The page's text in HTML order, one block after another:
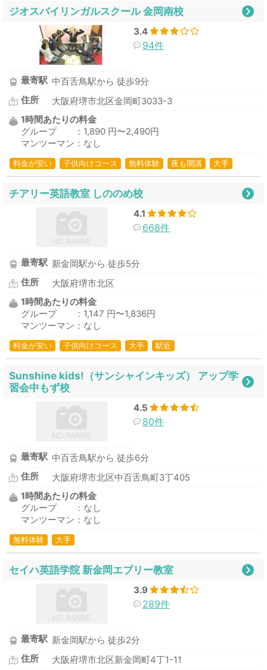
ジオスバイリンガルスクール 金岡南校
3.4
94件
最寄駅 中百舌鳥駅から 徒歩9分
住所
大阪府堺市北区金岡町3033-3
1時間あたりの料金
グループ ：1,890 円〜2,490円
マンツーマン：なし
料金が安い 子供向けコース 無料体験 夜も開講 大手
チアリー英語教室 しののめ校
4.1
668件
最寄駅 新金岡駅から 徒歩5分
住所
大阪府堺市北区
1時間あたりの料金
グループ ：1,147 円〜1,836円
マンツーマン：なし
料金が安い 子供向けコース 大手 駅近
Sunshine kids!（サンシャインキッズ） アップ学
習会中もず校
4.5
80件
最寄駅 中百舌鳥駅から 徒歩6分
住所
大阪府堺市北区中百舌鳥町3丁405
1時間あたりの料金
グループ ：なし
マンツーマン：なし
無料体験 大手
セイハ英語学院 新金岡エブリー教室
3.9
289件
最寄駅 新金岡駅から 徒歩2分
住所
大阪府堺市北区新金岡町4丁1-11